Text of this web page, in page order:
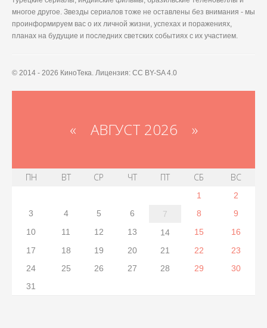
многое другое. Звезды сериалов тоже не оставлены без внимания - мы
проинформируем вас о их личной жизни, успехах и поражениях,
планах на будущие и последних светских событиях с их участием.
© 2014 - 2026 КиноТека. Лицензия: CC BY-SA 4.0
« АВГУСТ 2026 »
ПН ВТ СР ЧТ ПТ СБ ВС
1
2
3
4 5 6 7 8
9
10
11 12 13 14 15
16
17
18 19 20 21 22
23
24
25 26 27 28 29
30
31